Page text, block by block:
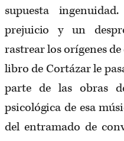
supuesta
prejuicio y un
rastrear los orígenes
libro de Cortázar le
parte de las obras
psicológica de esa
del entramado de